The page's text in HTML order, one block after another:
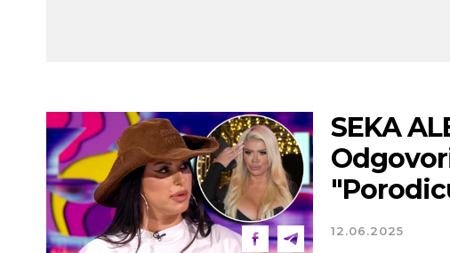
SEKA
12.06.2025